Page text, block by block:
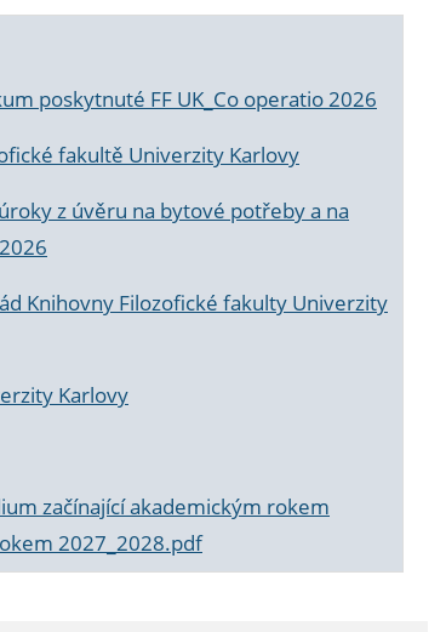
poskytnuté FF UK_Co operatio 2026
fakultě Univerzity Karlovy
z úvěru na bytové potřeby a na
Knihovny Filozofické fakulty Univerzity
Karlovy
začínající akademickým rokem
2027_2028.pdf